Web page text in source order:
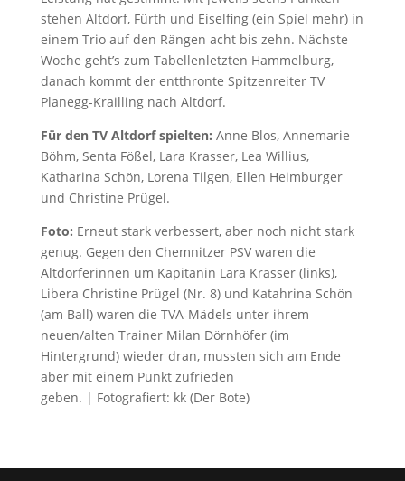
stehen Altdorf, Fürth und Eiselfing (ein Spiel mehr) in
einem Trio auf den Rängen acht bis zehn. Nächste
Woche geht’s zum Tabellenletzten Hammelburg,
danach kommt der entthronte Spitzenreiter TV
Planegg-Krailling nach Altdorf.
Für den TV Altdorf spielten: Anne Blos, Annemarie
Böhm, Senta Fößel, Lara Krasser, Lea Willius,
Katharina Schön, Lorena Tilgen, Ellen Heimburger
und Christine Prügel.
Foto: Erneut stark verbessert, aber noch nicht stark
genug. Gegen den Chemnitzer PSV waren die
Altdorferinnen um Kapitänin Lara Krasser (links),
Libera Christine Prügel (Nr. 8) und Katahrina Schön
(am Ball) waren die TVA-Mädels unter ihrem
neuen/alten Trainer Milan Dörnhöfer (im
Hintergrund) wieder dran, mussten sich am Ende
aber mit einem Punkt zufrieden
geben. | Fotografiert: kk (Der Bote)